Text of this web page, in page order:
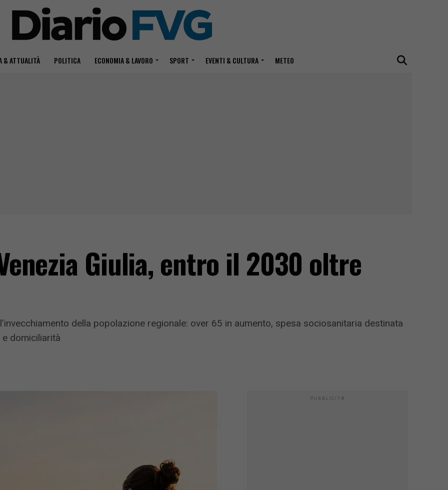
& ATTUALITÀ POLITICA ECONOMIA & LAVORO SPORT EVENTI & CULTURA METEO
Giulia, entro il 2030 oltre
della popolazione regionale: over 65 in aumento, spesa sociosanitaria destinata
domiciliarità
PUBBLICITÀ